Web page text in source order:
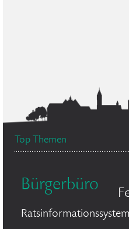
Top Themen
Bürgerbüro
Ratsinformationssystem